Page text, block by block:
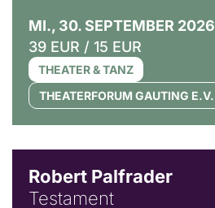
MI., 30. SEPTEMBER 2026
39 EUR / 15 EUR
THEATER & TANZ
THEATERFORUM GAUTING E.V.
Robert Palfrader
Testament